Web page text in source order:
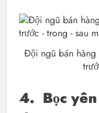
Đội ngũ bán hàng
4. Bọc